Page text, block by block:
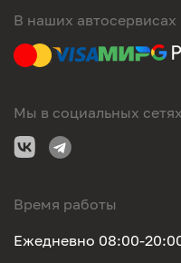
В наших
Мы в социальных сетях
Время работы
Ежедневно 08:00-